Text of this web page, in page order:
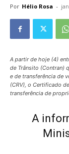
Por Hélio Rosa -
A partir de hoje (4)
de Trânsito (Contran)
e de transferência de
(CRV), o Certificado
transferência de
A